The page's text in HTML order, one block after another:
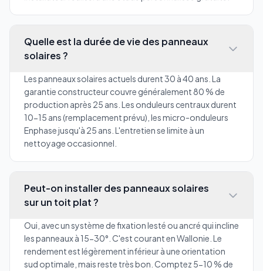
Quelle est la durée de vie des panneaux
solaires ?
Les panneaux solaires actuels durent 30 à 40 ans. La
garantie constructeur couvre généralement 80 % de
production après 25 ans. Les onduleurs centraux durent
10-15 ans (remplacement prévu), les micro-onduleurs
Enphase jusqu'à 25 ans. L'entretien se limite à un
nettoyage occasionnel.
Peut-on installer des panneaux solaires
sur un toit plat ?
Oui, avec un système de fixation lesté ou ancré qui incline
les panneaux à 15-30°. C'est courant en Wallonie. Le
rendement est légèrement inférieur à une orientation
sud optimale, mais reste très bon. Comptez 5-10 % de